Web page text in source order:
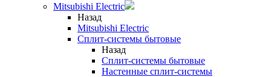
Mitsubishi Electric
Назад
Mitsubishi Electric
Сплит-системы бытовые
Назад
Сплит-системы бытовые
Настенные сплит-системы